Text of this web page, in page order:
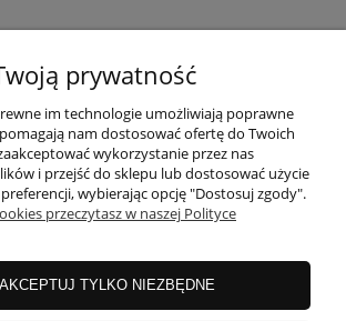
PŁATNOŚCI I DOSTAWA
O NAS
prywatność
im technologie umożliwiają poprawne
nam dostosować ofertę do Twoich
wykorzystanie przez nas
i przejść do sklepu lub dostosować użycie
wybierając opcję "Dostosuj zgody".
przeczytasz w naszej Polityce
TYLKO NIEZBĘDNE